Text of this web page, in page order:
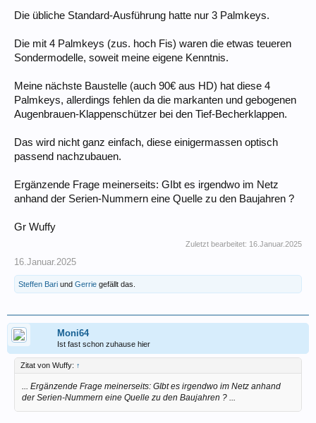
Die übliche Standard-Ausführung hatte nur 3 Palmkeys.
Die mit 4 Palmkeys (zus. hoch Fis) waren die etwas teueren
Sondermodelle, soweit meine eigene Kenntnis.
Meine nächste Baustelle (auch 90€ aus HD) hat diese 4
Palmkeys, allerdings fehlen da die markanten und gebogenen
Augenbrauen-Klappenschützer bei den Tief-Becherklappen.
Das wird nicht ganz einfach, diese einigermassen optisch
passend nachzubauen.
Ergänzende Frage meinerseits: GIbt es irgendwo im Netz
anhand der Serien-Nummern eine Quelle zu den Baujahren ?
Gr Wuffy
Zuletzt bearbeitet: 16.Januar.2025
16.Januar.2025
Steffen Bari und Gerrie gefällt das.
Moni64
Ist fast schon zuhause hier
Zitat von Wuffy: ↑
... Ergänzende Frage meinerseits: GIbt es irgendwo im Netz anhand
der Serien-Nummern eine Quelle zu den Baujahren ? ...